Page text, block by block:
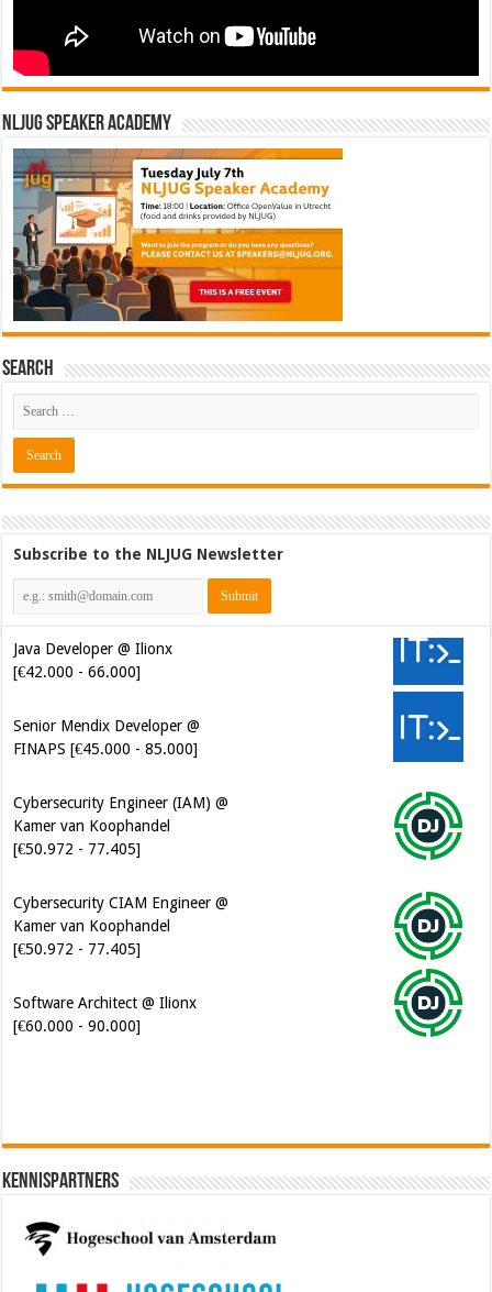
NLJUG Speaker Academy
Search
Subscribe to the NLJUG Newsletter
Java Developer @ Ilionx
[€42.000 - 66.000]
Senior Mendix Developer @
FINAPS [€45.000 - 85.000]
Cybersecurity Engineer (IAM) @
Kamer van Koophandel
[€50.972 - 77.405]
Cybersecurity CIAM Engineer @
Kamer van Koophandel
[€50.972 - 77.405]
Software Architect @ Ilionx
[€60.000 - 90.000]
Kennispartners